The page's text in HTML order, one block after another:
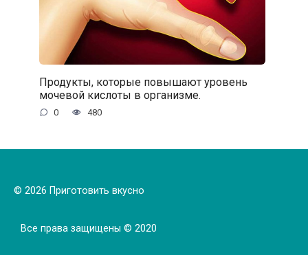
Продукты, которые повышают уровень
мочевой кислоты в организме.
0 480
© 2026 Приготовить вкусно
Все права защищены © 2020